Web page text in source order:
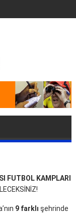
FUTBOL KAMPLARI
9 farklı şehrinde